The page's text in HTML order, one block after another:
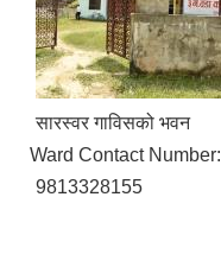
सारस्वर गाविसको भवन
Ward Contact Number:
9813328155